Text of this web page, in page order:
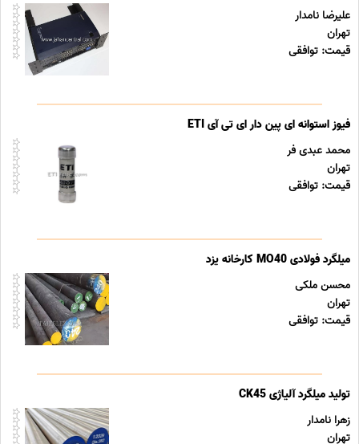
علیرضا نامدار
تهران
قیمت: توافقی
فیوز استوانه ای پین دار ای تی آی ETI
محمد عبدی فر
تهران
قیمت: توافقی
میلگرد فولادی MO40 کارخانه یزد
محسن ملکی
تهران
قیمت: توافقی
تولید میلگرد آلیاژی CK45
زهرا نامدار
تهران